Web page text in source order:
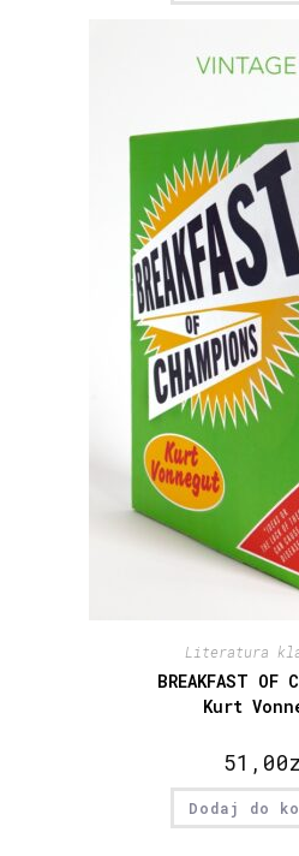
Literatura
BREAKFAST OF
Kurt
51,00
Dodaj do